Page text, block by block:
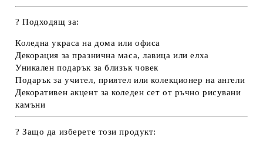
? Подходящ за:
Коледна украса на дома или офиса
Декорация за празнична маса, лавица или елха
Уникален подарък за близък човек
Подарък за учител, приятел или колекционер на ангели
Декоративен акцент за коледен сет от ръчно рисувани
камъни
? Защо да изберете този продукт: